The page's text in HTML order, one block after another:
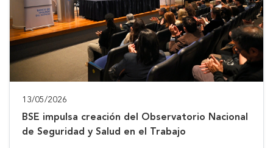
13/05/2026
BSE impulsa creación del Observatorio Nacional
de Seguridad y Salud en el Trabajo